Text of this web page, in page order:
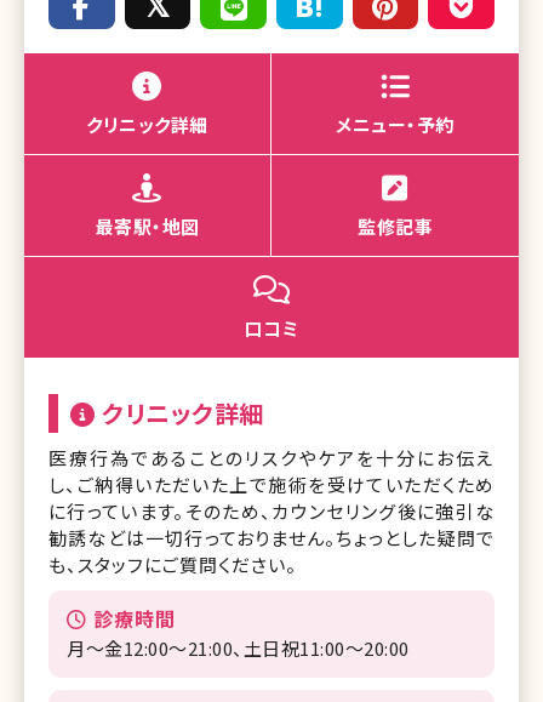
クリニック詳細 メニュー・予約
最寄駅・地図 監修記事
口コミ
クリニック詳細
医療行為であることのリスクやケアを十分にお伝え
し、ご納得いただいた上で施術を受けていただくため
に行っています。そのため、カウンセリング後に強引な
勧誘などは一切行っておりません。ちょっとした疑問で
も、スタッフにご質問ください。
診療時間
月〜金12:00～21:00、土日祝11:00～20:00